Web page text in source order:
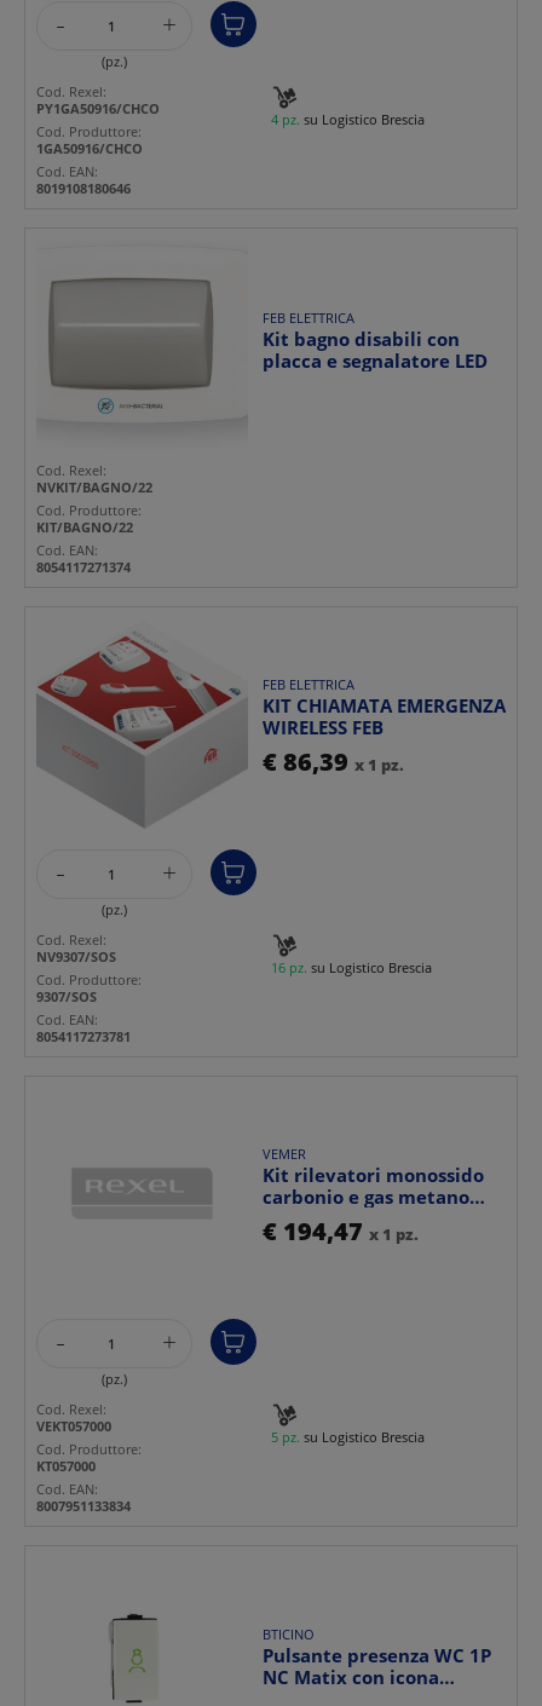
- +
(pz.)
4 pz. su Logistico Brescia
Cod. Rexel:
PY1GA50916/CHCO
Cod. Produttore:
1GA50916/CHCO
Cod. EAN:
8019108180646
FEB ELETTRICA
Kit bagno disabili con
placca e segnalatore LED
Cod. Rexel:
NVKIT/BAGNO/22
Cod. Produttore:
KIT/BAGNO/22
Cod. EAN:
8054117271374
FEB ELETTRICA
KIT CHIAMATA EMERGENZA
WIRELESS FEB
€ 86,39 x 1 pz.
- +
(pz.)
16 pz. su Logistico Brescia
Cod. Rexel:
NV9307/SOS
Cod. Produttore:
9307/SOS
Cod. EAN:
8054117273781
VEMER
Kit rilevatori monossido
carbonio e gas metano
parete bianco per ...
€ 194,47 x 1 pz.
- +
(pz.)
5 pz. su Logistico Brescia
Cod. Rexel:
VEKT057000
Cod. Produttore:
KT057000
Cod. EAN:
8007951133834
BTICINO
Pulsante presenza WC 1P
NC Matix con icona